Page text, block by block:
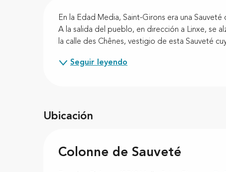
Descripción
En la Edad Media, Saint-Girons era una
A la salida del pueblo, en dirección a Linxe, se
la calle des Chênes, vestigio de esta Sauveté
Seguir leyendo
Ubicación
Colonne de Sauveté